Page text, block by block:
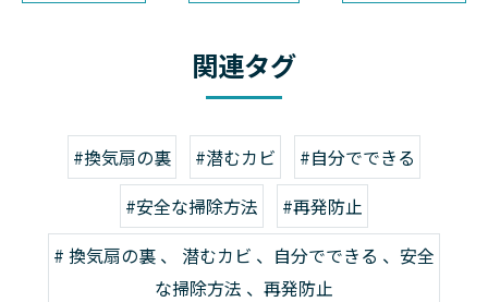
関連タグ
#換気扇の裏 #潜むカビ
#自分でできる
#安全な掃除方法
#再発防止
# 換気扇の裏 、 潜むカビ 、自分でできる 、安全
な掃除方法 、再発防止